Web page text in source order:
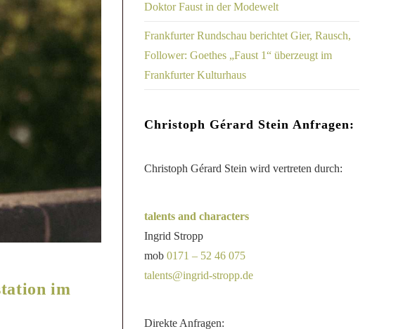
im
Doktor Faust in der Modewelt
Frankfurter Rundschau berichtet Gier, Rausch,
Follower: Goethes „Faust 1“ überzeugt im
Frankfurter Kulturhaus
Christoph Gérard Stein Anfragen:
Christoph Gérard Stein wird vertreten durch:
talents and characters
Ingrid Stropp
mob 0171 – 52 46 075
talents@ingrid-stropp.de
Direkte Anfragen: